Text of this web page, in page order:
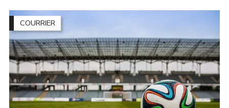
des dizaines d’élus des communes adhérentes (...)
COURRIER